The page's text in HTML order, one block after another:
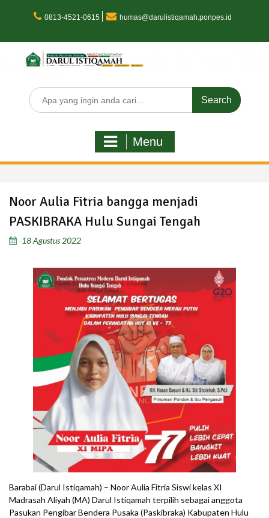
0813-4521-0615 humas@darulistiqamah.ponpes.id
Search
for:
Menu
Noor Aulia Fitria bangga menjadi
PASKIBRAKA Hulu Sungai Tengah
18 Agustus 2022
Barabai (Darul Istiqamah) – Noor Aulia Fitria Siswi kelas XI
Madrasah Aliyah (MA) Darul Istiqamah terpilih sebagai anggota
Pasukan Pengibar Bendera Pusaka (Paskibraka) Kabupaten Hulu